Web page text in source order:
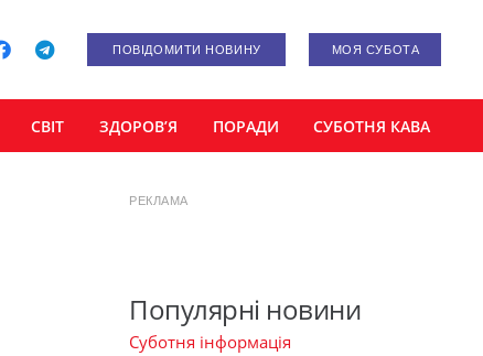
ПОВІДОМИТИ НОВИНУ МОЯ СУБОТА
СВІТ ЗДОРОВ’Я ПОРАДИ СУБОТНЯ КАВА
РЕКЛАМА
Популярні новини
Суботня інформація